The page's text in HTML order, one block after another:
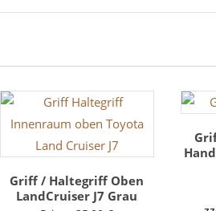
Griff / Haltegriff Oben
LandCruiser J7 Grau